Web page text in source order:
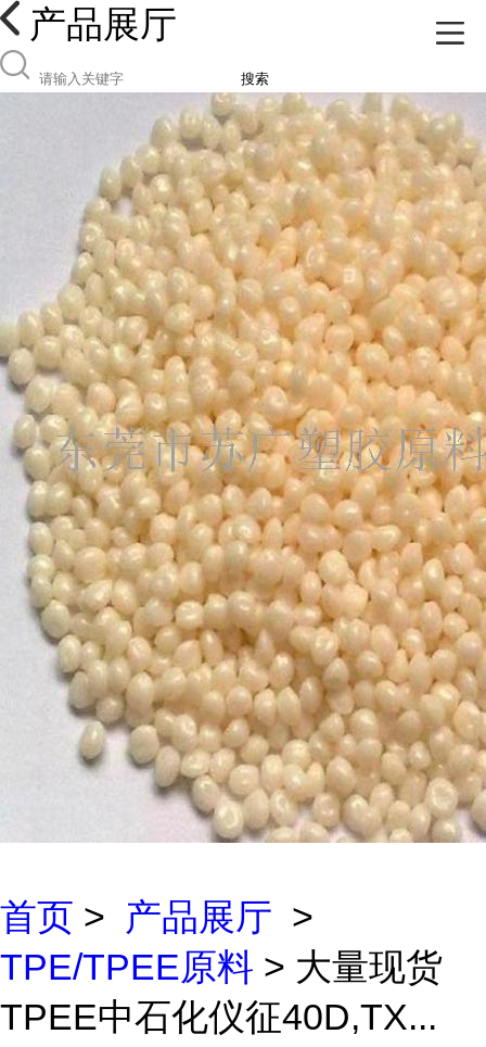
产品展厅
搜索
首页 > 产品展厅 >
TPE/TPEE原料 > 大量现货
TPEE中石化仪征40D,TX...